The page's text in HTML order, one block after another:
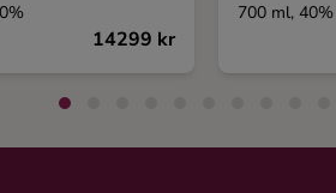
14299 kr
700 ml, 40%